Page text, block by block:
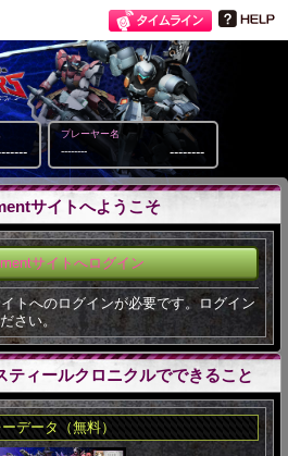
プレーヤー名
-------- --------
サイトへようこそ
サイトへログイン
トへのログインが必要です。ログイン
さい。
ィールクロニクルでできること
データ（無料）